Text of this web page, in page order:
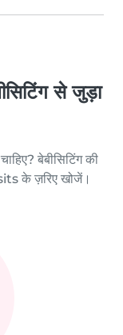
से जुड़ा
बेबीसिटिंग की
के ज़रिए खोजें।